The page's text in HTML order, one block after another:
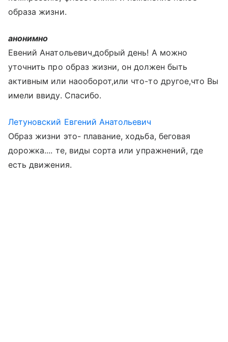
образа жизни.
анонимно
Евений Анатольевич,добрый день! А можно
уточнить про образ жизни, он должен быть
активным или наооборот,или что-то другое,что Вы
имели ввиду. Спасибо.
Летуновский Евгений Анатольевич
Образ жизни это- плавание, ходьба, беговая
дорожка.... те, виды сорта или упражнений, где
есть движения.